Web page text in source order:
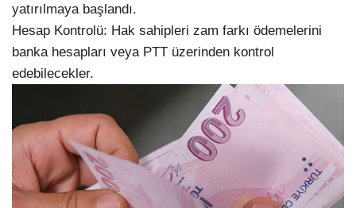
yatırılmaya başlandı.
Hesap Kontrolü: Hak sahipleri zam farkı ödemelerini
banka hesapları veya PTT üzerinden kontrol
edebilecekler.